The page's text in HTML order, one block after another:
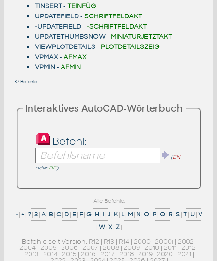
TINSERT- TEINFÜG
UPDATEFIELD- SCHRIFTFELDAKT
-UPDATEFIELD- -SCHRIFTFELDAKT
UPDATETHUMBSNOW- MINIATURJETZTAKT
VIEWPLOTDETAILS- PLOTDETAILSZEIG
VPMAX- AFMAX
VPMIN- AFMIN
37 Befehle
Interaktives AutoCAD-Wörterbuch
Befehl:
(EN
oder DE)
Alle Befehle:
- |+ | ? |3 |A | B |C | D | E | F |G | H | I |J | K | L | M | N |O | P |Q | R |S |T | U |V
|W |X |Z |
Befehle seit Version: R12 | R13 | R14| 2000 | 2000i | 2002 |
2004 | 2005 | 2006 | 2007 |2008 | 2009 | 2010 | 2011 | 2012|
2013 | 2014| 2015 |2016 | 2017 | 2018| 2019| 2020 | 2021 |